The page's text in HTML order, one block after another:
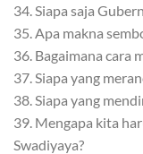
34. Siapa saja
35. Apa makna
36. Bagaimana cara
37. Siapa yang
38. Siapa yang
39. Mengapa kita
Swadiyaya?